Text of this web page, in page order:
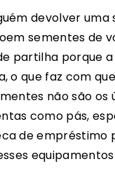
devolver
sementes de
partilha porque
o que faz com
não são os
como pás,
de